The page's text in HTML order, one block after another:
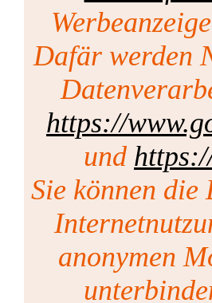
Dafär werden
https://
und
Sie können
anonymen